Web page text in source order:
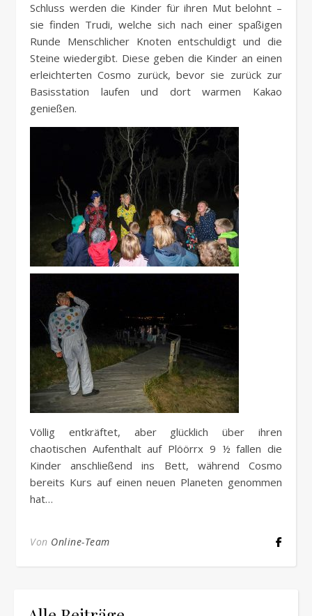
Schluss werden die Kinder für ihren Mut belohnt –
sie finden Trudi, welche sich nach einer spaßigen
Runde Menschlicher Knoten entschuldigt und die
Steine wiedergibt. Diese geben die Kinder an einen
erleichterten Cosmo zurück, bevor sie zurück zur
Basisstation laufen und dort warmen Kakao
genießen.
Völlig entkräftet, aber glücklich über ihren
chaotischen Aufenthalt auf Plöörrx 9 ½ fallen die
Kinder anschließend ins Bett, während Cosmo
bereits Kurs auf einen neuen Planeten genommen
hat…
Von Online-Team